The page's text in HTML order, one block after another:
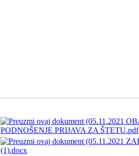
PODNOŠENJE PRIJAVA ZA ŠTETU.pdf
(1).docx